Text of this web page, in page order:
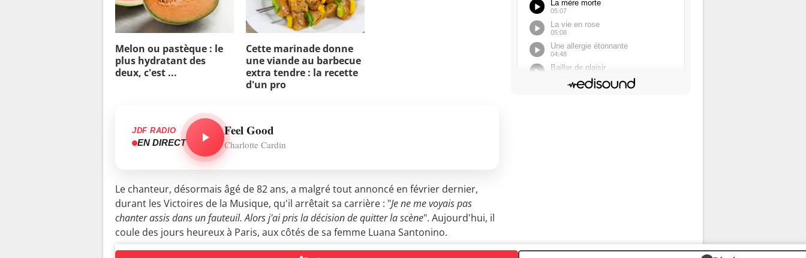
Melon ou pastèque : le
plus hydratant des
deux, c'est ...
Cette marinade donne
une viande au barbecue
extra tendre : la recette
d'un pro
JDF RADIO
EN DIRECT
Feel Good
Charlotte Cardin
Le chanteur, désormais âgé de 82 ans, a malgré tout annoncé en février dernier,
durant les Victoires de la Musique, qu'il arrêtait sa carrière : "Je ne me voyais pas
chanter assis dans un fauteuil. Alors j'ai pris la décision de quitter la scène". Aujourd'hui, il
coule des jours heureux à Paris, aux côtés de sa femme Luana Santonino.